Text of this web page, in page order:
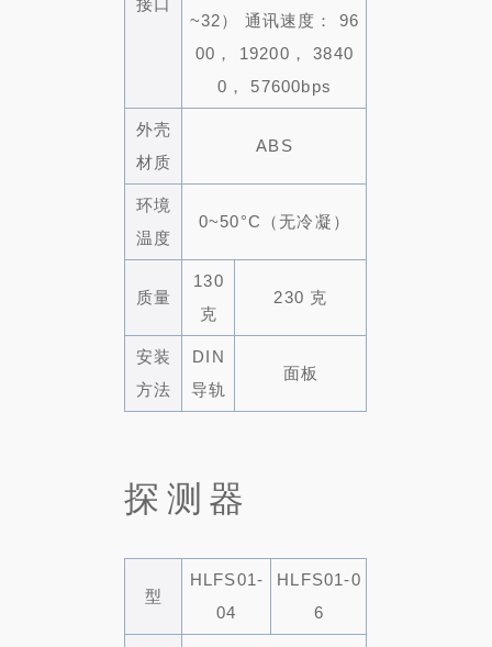
接口
~32） 通讯速度： 96
00， 19200， 3840
0， 57600bps
外壳
材质
ABS
环境
温度
0~50°C（无冷凝）
质量
130
克
230 克
安装
方法
DIN
导轨
面板
探测器
型
HLFS01-
04
HLFS01-0
6